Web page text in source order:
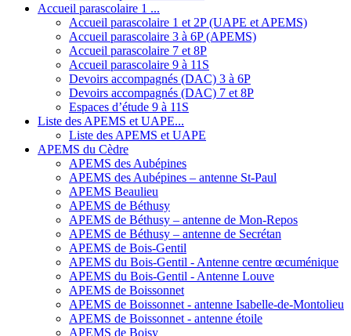
Accueil parascolaire 1 ...
Accueil parascolaire 1 et 2P (UAPE et APEMS)
Accueil parascolaire 3 à 6P (APEMS)
Accueil parascolaire 7 et 8P
Accueil parascolaire 9 à 11S
Devoirs accompagnés (DAC) 3 à 6P
Devoirs accompagnés (DAC) 7 et 8P
Espaces d’étude 9 à 11S
Liste des APEMS et UAPE...
Liste des APEMS et UAPE
APEMS du Cèdre
APEMS des Aubépines
APEMS des Aubépines – antenne St-Paul
APEMS Beaulieu
APEMS de Béthusy
APEMS de Béthusy – antenne de Mon-Repos
APEMS de Béthusy – antenne de Secrétan
APEMS de Bois-Gentil
APEMS du Bois-Gentil - Antenne centre œcuménique
APEMS du Bois-Gentil - Antenne Louve
APEMS de Boissonnet
APEMS de Boissonnet - antenne Isabelle-de-Montolieu
APEMS de Boissonnet - antenne étoile
APEMS de Boisy